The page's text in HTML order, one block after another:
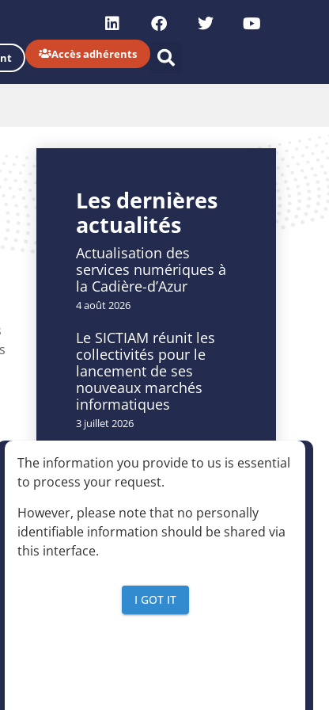
Accès adhérents
Les dernières
actualités
Actualisation des
services numériques à
la Cadière-d’Azur
4 août 2026
Le SICTIAM réunit les
collectivités pour le
lancement de ses
nouveaux marchés
informatiques
3 juillet 2026
Caméras à lecture
automatisée de
plaques
d’immatriculation et
accès à la déchèterie :
un dispositif autorisé à
condition d’être
4 juin 2026
The information you provide to us is essential
to process your request.
However, please note that no personally
identifiable information should be shared via
this interface.
I GOT IT